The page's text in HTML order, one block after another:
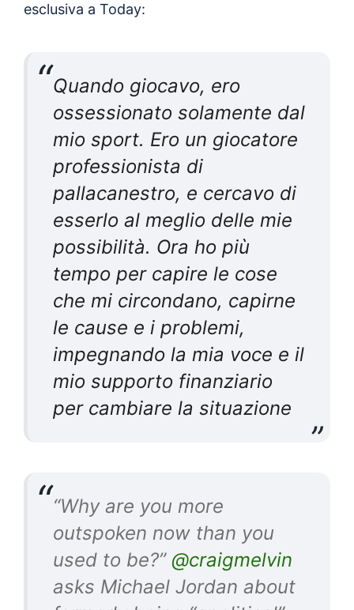
esclusiva a Today:
Quando giocavo, ero
ossessionato solamente dal
mio sport. Ero un giocatore
professionista di
pallacanestro, e cercavo di
esserlo al meglio delle mie
possibilità. Ora ho più
tempo per capire le cose
che mi circondano, capirne
le cause e i problemi,
impegnando la mia voce e il
mio supporto finanziario
per cambiare la situazione
“Why are you more
outspoken now than you
used to be?” @craigmelvin
asks Michael Jordan about